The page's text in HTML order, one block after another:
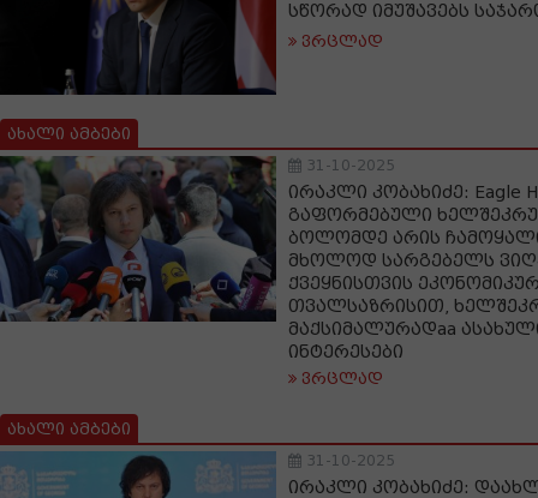
სწორად იმუშავებს
ვრცლად
ახალი ამბები
31-10-2025
ირაკლი კობახიძე: Eagle
გაფორმებული
ბოლომდე არის
მხოლოდ სარგებელს
ქვეყნისთვის
თვალსაზრისით,
მაქსიმალურადaa
ინტერესები
ვრცლად
ახალი ამბები
31-10-2025
ირაკლი კობახიძე: